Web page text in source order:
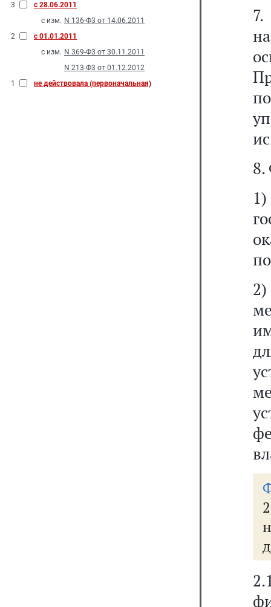
3
с 28.06.2011
с изм. N 136-Ф3 от 14.06.2011
2
с 01.01.2011
с изм. N 369-Ф3 от 30.11.2011
N 213-Ф3 от 01.12.2012
1
не действовала (первоначальная)
8.